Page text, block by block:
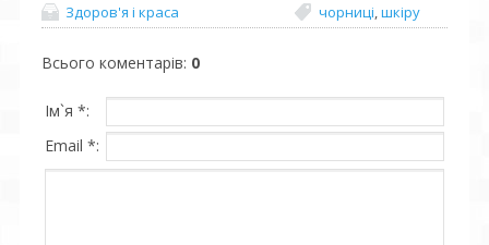
Здоров'я і краса чорниці шкіру
Всього коментарів: 0
Ім`я *:
Email *: